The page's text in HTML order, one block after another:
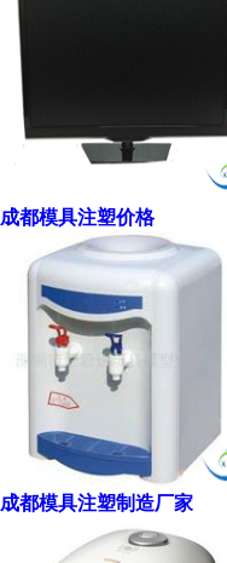
成都模具注塑价格
成都模具注塑制造厂家